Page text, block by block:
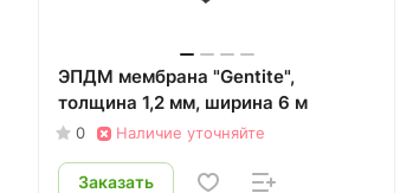
ЭПДМ мембрана "Gentite",
толщина 1,2 мм, ширина 6 м
0 Наличие уточняйте
Заказать